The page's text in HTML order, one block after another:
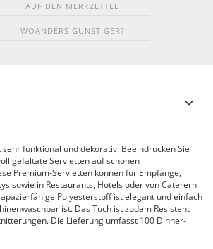
AUF DEN MERKZETTEL
WOANDERS GÜNSTIGER?
funktional und dekorativ. Beeindrucken Sie
gefaltate Servietten auf schönen
Premium-Servietten können für Empfänge,
sowie in Restaurants, Hotels oder von Caterern
Polyesterstoff ist elegant und einfach
ist. Das Tuch ist zudem Resistent
Die Lieferung umfasst 100 Dinner-